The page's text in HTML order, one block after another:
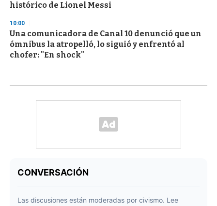
histórico de Lionel Messi
10:00
Una comunicadora de Canal 10 denunció que un
ómnibus la atropelló, lo siguió y enfrentó al
chofer: "En shock"